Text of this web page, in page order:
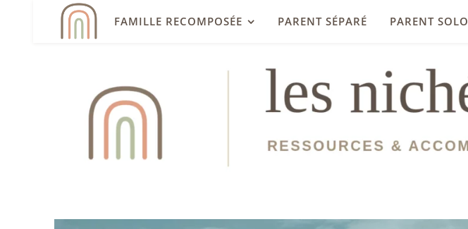
FAMILLE RECOMPOSÉE PARENT SÉPARÉ PARENT SOLO